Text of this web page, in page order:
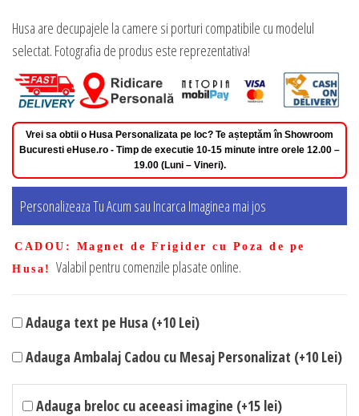
Husa are decupajele la camere si porturi compatibile cu modelul
selectat. Fotografia de produs este reprezentativa!
Vrei sa obtii o Husa Personalizata pe loc? Te așteptăm în Showroom
Bucuresti eHuse.ro - Timp de executie 10-15 minute intre orele 12.00 –
19.00 (Luni – Vineri).
Personalizeaza Tu Acum sau Incarca Imaginea mai jos
CADOU : Magnet de Frigider cu Poza de pe
Husa!
Valabil pentru comenzile plasate online.
Adauga text pe Husa (+10 Lei)
Adauga Ambalaj Cadou cu Mesaj Personalizat (+10 Lei)
Adauga breloc cu aceeasi imagine (+15 lei)